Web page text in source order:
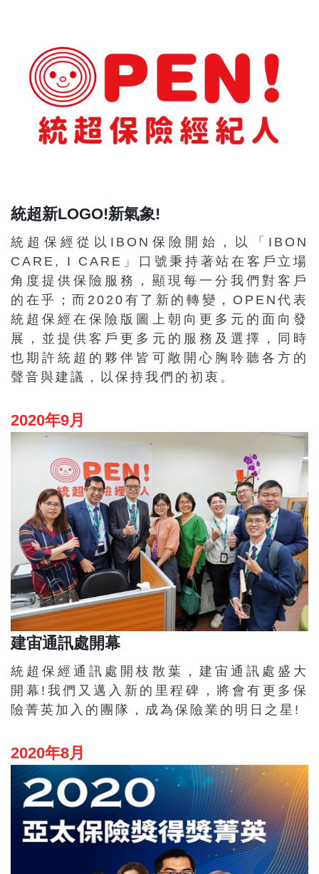
統超新LOGO!新氣象!
統超保經從以IBON保險開始，以「IBON
CARE, I CARE」口號秉持著站在客戶立場
角度提供保險服務，顯現每一分我們對客戶
的在乎；而2020有了新的轉變，OPEN代表
統超保經在保險版圖上朝向更多元的面向發
展，並提供客戶更多元的服務及選擇，同時
也期許統超的夥伴皆可敞開心胸聆聽各方的
聲音與建議，以保持我們的初衷。
2020年9月
建宙通訊處開幕
統超保經通訊處開枝散葉，建宙通訊處盛大
開幕!我們又邁入新的里程碑，將會有更多保
險菁英加入的團隊，成為保險業的明日之星!
2020年8月